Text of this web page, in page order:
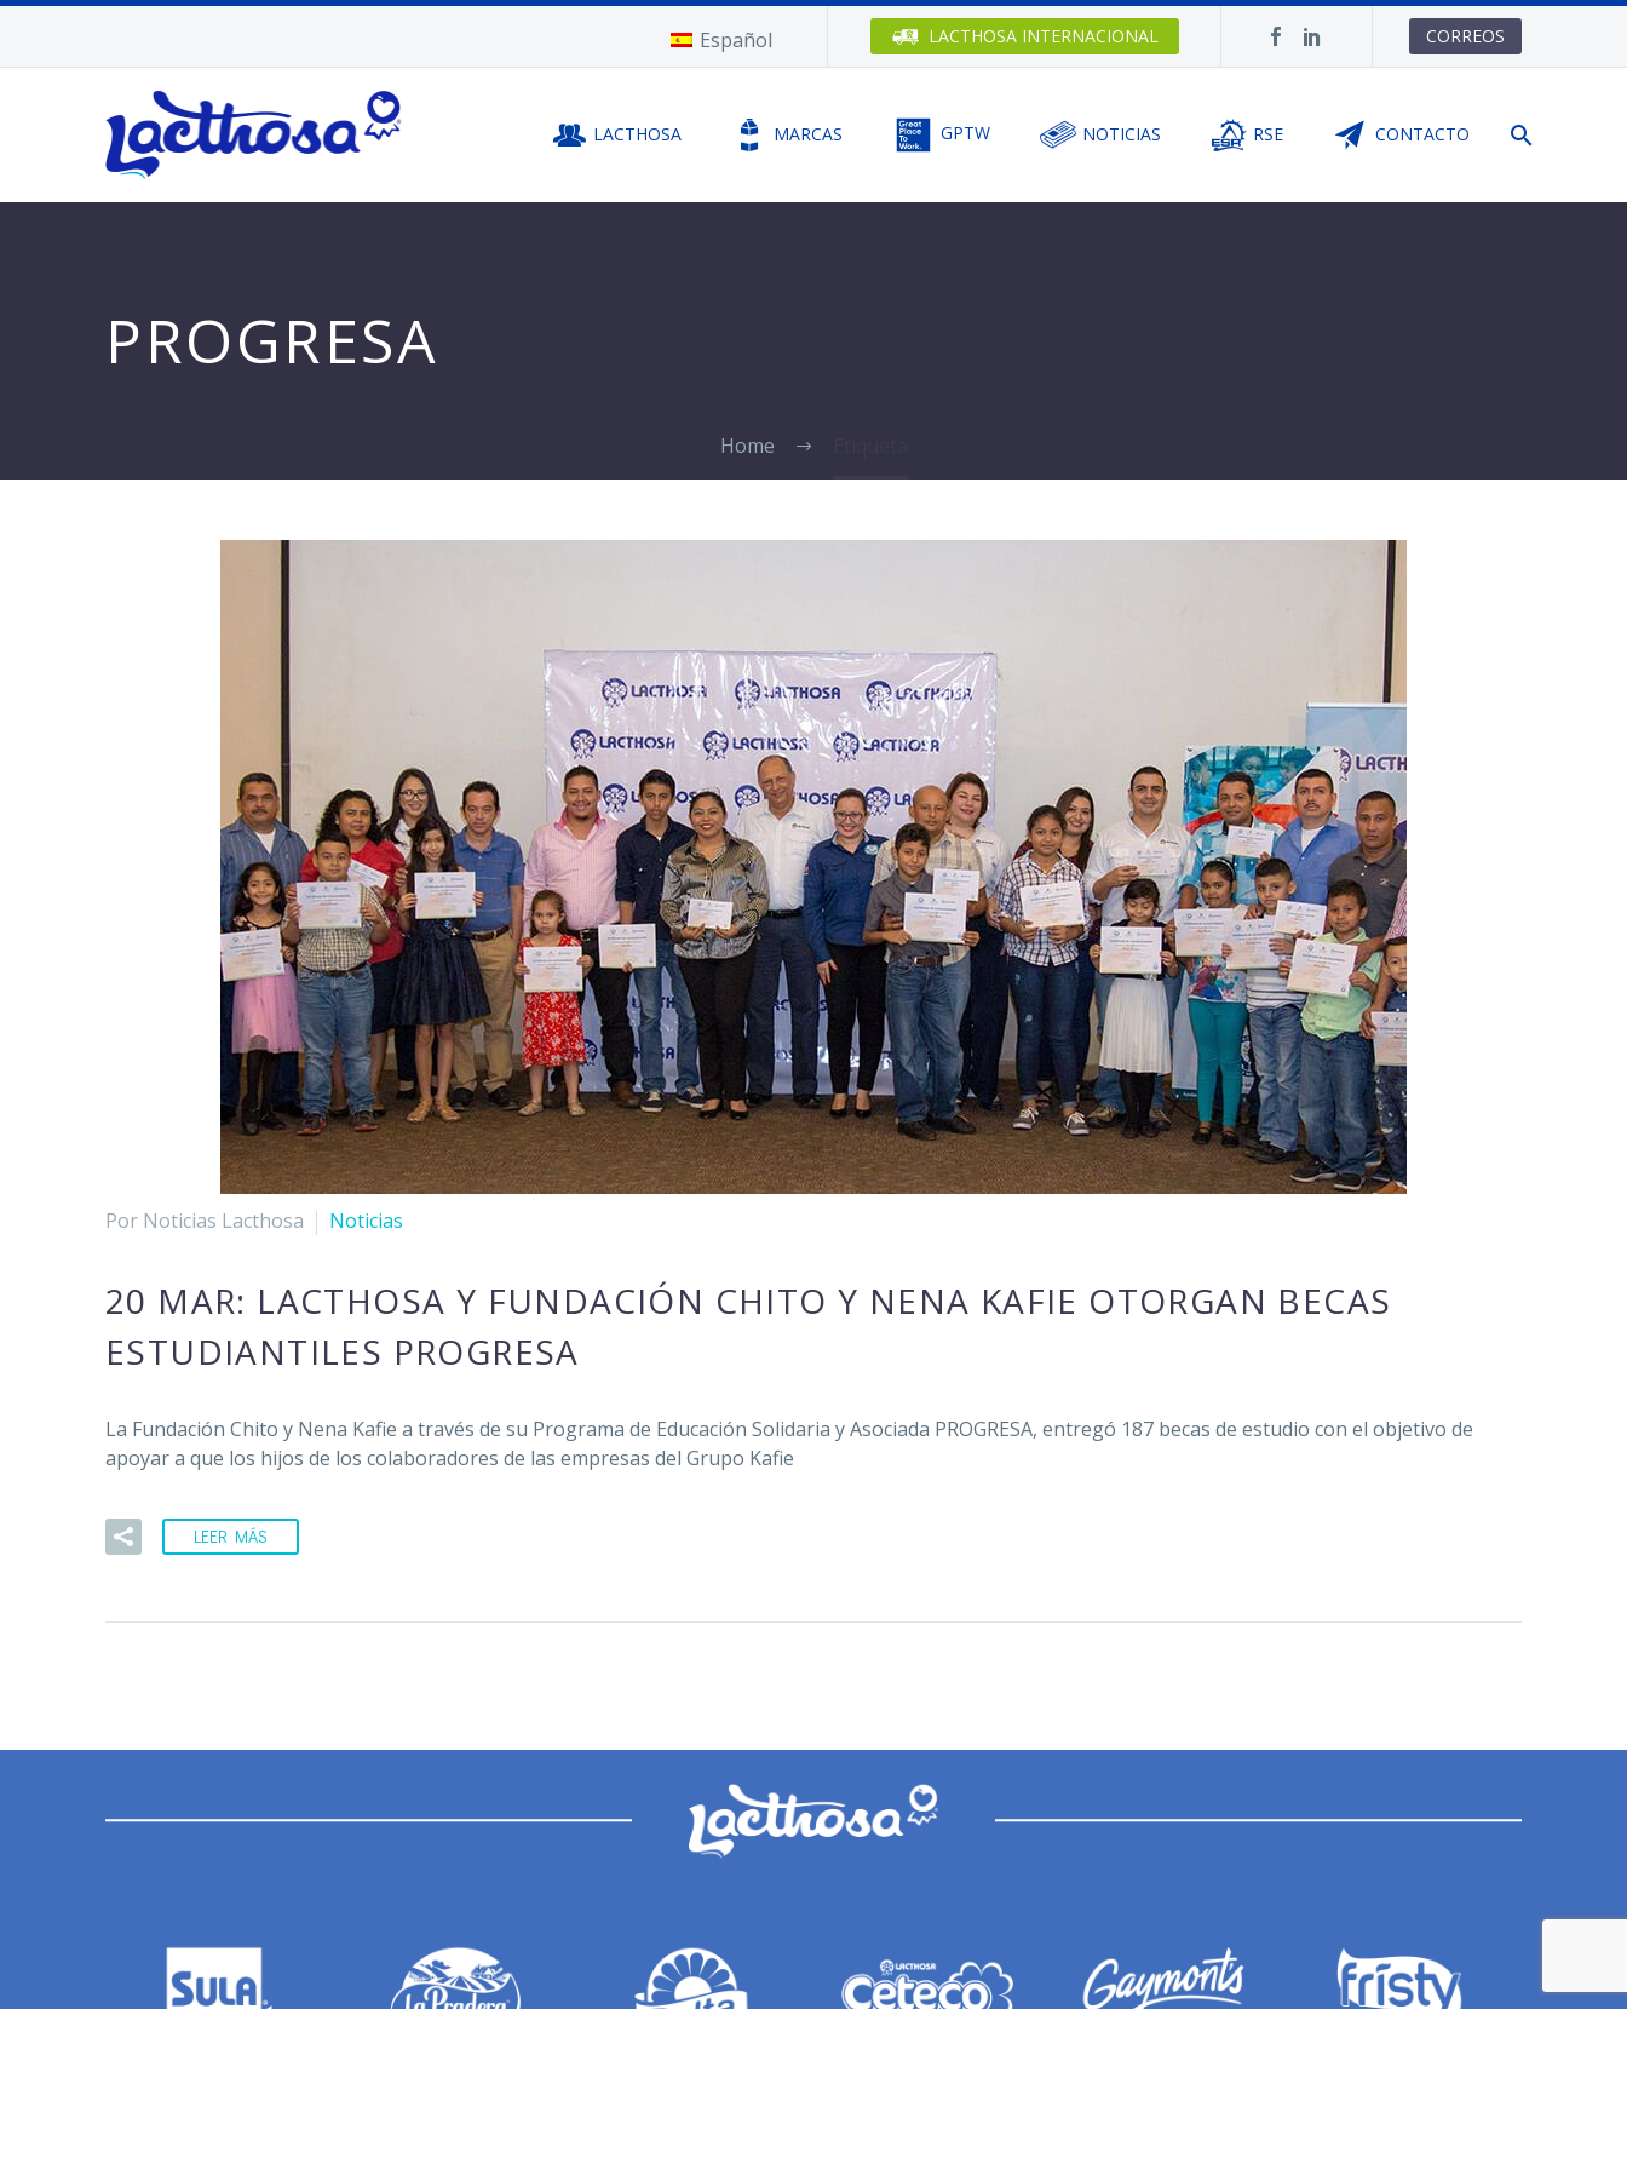
Español LACTHOSA INTERNACIONAL CORREOS
LACTHOSA MARCAS GPTW NOTICIAS RSE CONTACTO
PROGRESA
Home
Por Noticias Lacthosa Noticias
20 MAR: LACTHOSA Y FUNDACIÓN CHITO Y NENA KAFIE OTORGAN BECAS
ESTUDIANTILES PROGRESA
La Fundación Chito y Nena Kafie a través de su Programa de Educación Solidaria y Asociada PROGRESA, entregó 187 becas de estudio con el objetivo de
apoyar a que los hijos de los colaboradores de las empresas del Grupo Kafie
LEER MÁS